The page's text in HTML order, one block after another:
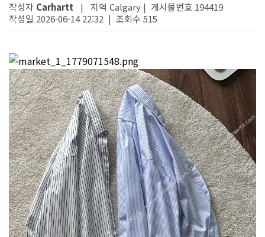
작성자 Carhartt | 지역 Calgary | 게시물번호 194419
작성일 2026-06-14 22:32 | 조회수 515